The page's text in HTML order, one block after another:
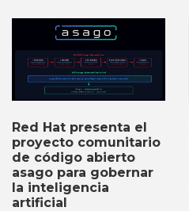
Red Hat presenta el
proyecto comunitario
de código abierto
asago para gobernar
la inteligencia
artificial